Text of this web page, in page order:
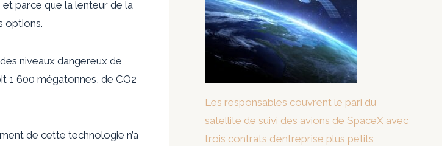
parce que la lenteur de la
options.
niveaux dangereux de
1 600 mégatonnes, de CO2
de cette technologie n’a
Les responsables couvrent le pari du
satellite de suivi des avions de SpaceX avec
trois contrats d’entreprise plus petits